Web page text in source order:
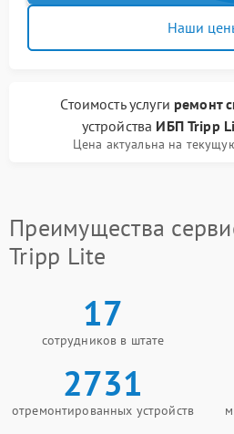
Наши
Стоимость услуги ремонт
устройства ИБП Tripp
Цена актуальна на
Преимущества
Tripp Lite
17
сотрудников в штате
2731
отремонтированных устройств